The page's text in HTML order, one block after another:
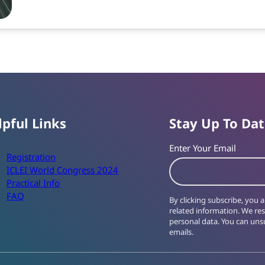
Links
Registration
ICLEI World Congress 2024
Practical Info
FAQ
Stay Up To
Enter Your Email
By clicking subscribe, you
related information. We
personal data. You can
emails.